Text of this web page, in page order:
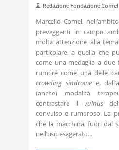
Redazione Fondazione Comel
Marcello Comel,
preveggenti in campo
molta attenzione alla
particolare, a quella che
come una medaglia a due
rumore come una delle
crowding sindromee,
(anche) modalità
contrastare il vulnus
convulso e rumoroso. La
che la macchina, fuori dal
nell’uso esagerato